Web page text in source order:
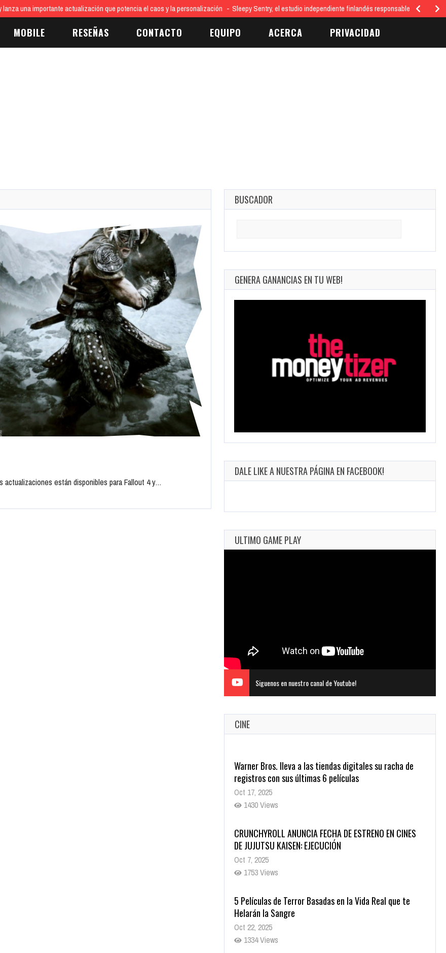
lanza una importante actualización que potencia el caos y la personalización Sleepy Sentry, el estudio independiente finlandés responsable del juego…
MOBILE RESEÑAS CONTACTO EQUIPO ACERCA PRIVACIDAD
están disponibles para Fallout 4 y…
BUSCADOR
GENERA GANANCIAS EN TU WEB!
DALE LIKE A NUESTRA PÁGINA EN FACEBOOK!
ULTIMO GAME PLAY
Siguenos en nuestro canal de Youtube!
CINE
Warner Bros. lleva a las tiendas digitales su racha de
registros con sus últimas 6 películas
Oct 17, 2025
1430 Views
CRUNCHYROLL ANUNCIA FECHA DE ESTRENO EN CINES
DE JUJUTSU KAISEN: EJECUCIÓN
Oct 7, 2025
1753 Views
5 Películas de Terror Basadas en la Vida Real que te
Helarán la Sangre
Oct 22, 2025
1334 Views